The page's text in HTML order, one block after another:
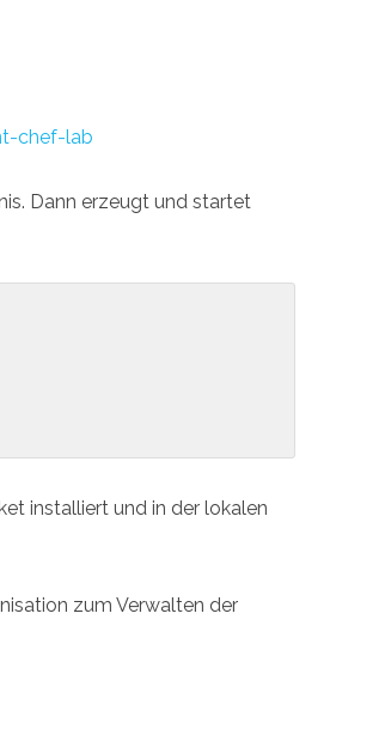
chef-lab
Dann erzeugt und startet
installiert und in der lokalen
zum Verwalten der